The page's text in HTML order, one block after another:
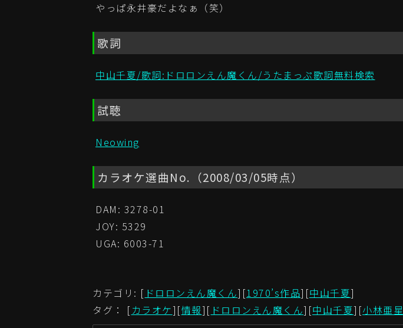
やっぱ永井豪だよなぁ（笑）
歌詞
中山千夏/歌詞:ドロロンえん魔くん/うたまっぷ歌詞無料検索
試聴
Neowing
カラオケ選曲No.（2008/03/05時点）
DAM: 3278-01
JOY: 5329
UGA: 6003-71
カテゴリ: [ ドロロンえん魔くん][1970’s作品][中山千夏]
タグ： [カラオケ][情報][ ドロロンえん魔くん][中山千夏][小林亜星